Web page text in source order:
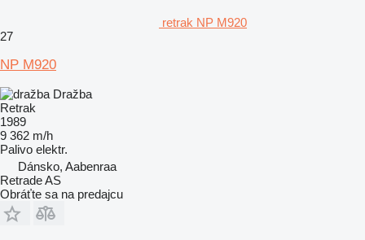
retrak NP M920
27
NP M920
Dražba
Retrak
1989
9 362 m/h
Palivo elektr.
Dánsko, Aabenraa
Retrade AS
Obráťte sa na predajcu